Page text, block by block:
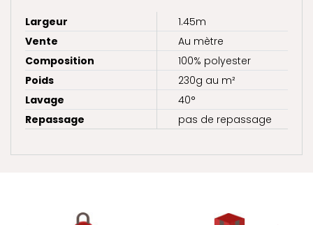
Largeur
1.45m
Vente
Au mètre
Composition
100% polyester
Poids
230g au m²
Lavage
40°
Repassage
pas de repassage